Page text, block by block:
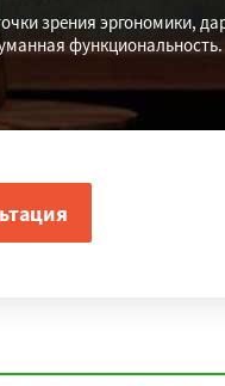
зрения эргономики,
функциональность.